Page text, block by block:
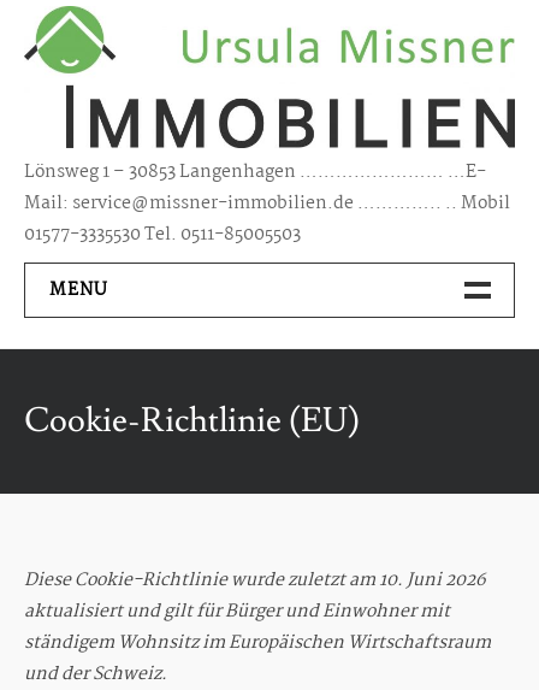
content
Lönsweg 1 – 30853 Langenhagen …………………… …E-
Mail: service@missner-immobilien.de ………….. .. Mobil
01577-3335530 Tel. 0511-85005503
MENU
Über Mich
Eigentumswohnungen
Mehrfamilienhaus kaufen
Cookie-Richtlinie (EU)
Diese Cookie-Richtlinie wurde zuletzt am 10. Juni 2026
aktualisiert und gilt für Bürger und Einwohner mit
ständigem Wohnsitz im Europäischen Wirtschaftsraum
und der Schweiz.